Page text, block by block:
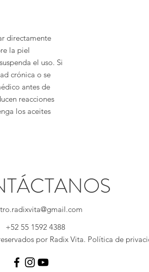
directamente
la piel
el uso. Si
crónica o se
antes de
reacciones
los aceites
+52 55 1592 4388
por Radix Vita. Política de